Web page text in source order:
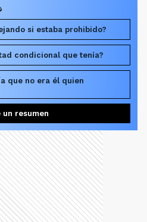
si estaba prohibido?
condicional que tenía?
que no era él quien
un resumen